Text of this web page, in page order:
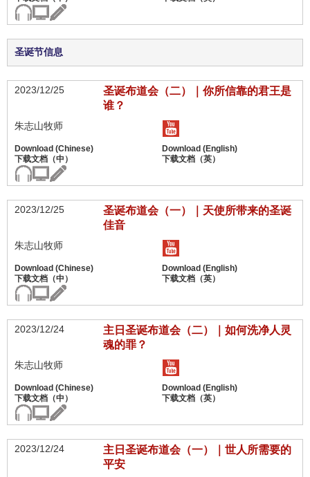
圣诞节信息
2023/12/25
圣诞布道会（二）｜你所信靠的君王是
谁？
朱志山牧师
2023/12/25
圣诞布道会（一）｜天使所带来的圣诞
佳音
朱志山牧师
2023/12/24
主日圣诞布道会（二）｜如何洗净人灵
魂的罪？
朱志山牧师
2023/12/24
主日圣诞布道会（一）｜世人所需要的
平安